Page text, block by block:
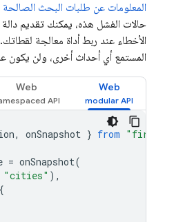
المعلومات عن طلبات البحث
حالات الفشل هذه، يمكنك تقديم
الأخطاء عند ربط أداة معالجة
المستمع أي أحداث أخرى، ولن يكون
Web
Web
, onSnapshot } from
= onSnapshot(
"cities" ),
{